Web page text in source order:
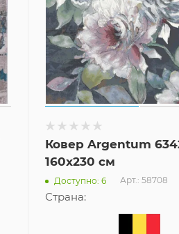
Ковер Argentum
160x230 см
Доступно: 6 Арт.: 58708
Страна: